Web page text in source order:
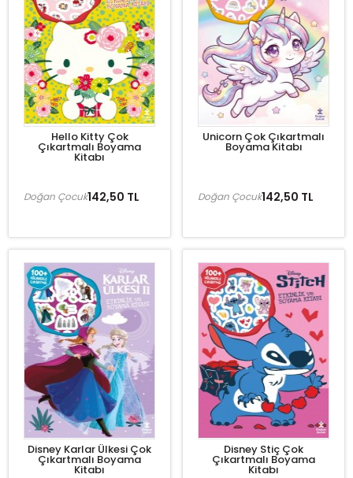
Hello Kitty Çok
Çıkartmalı Boyama
Kitabı
142,50 TL
Doğan Çocuk
Unicorn Çok Çıkartmalı
Boyama Kitabı
142,50 TL
Doğan Çocuk
Disney Karlar Ülkesi Çok
Çıkartmalı Boyama
Kitabı
Disney Stiç Çok
Çıkartmalı Boyama
Kitabı